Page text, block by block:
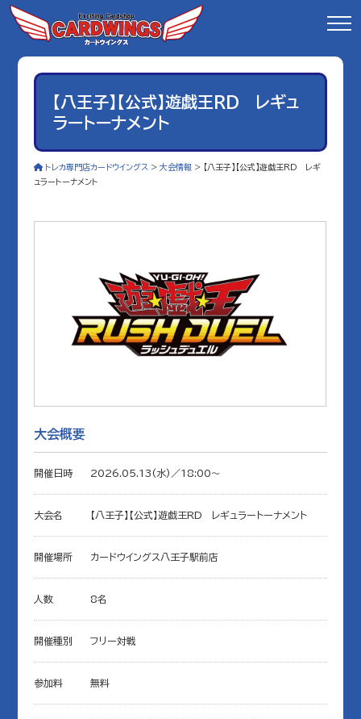
【八王子】【公式】遊戯王RD レギュ
ラートーナメント
トレカ専門店カードウイングス >大会情報 > 【八王子】【公式】遊戯王RD レギ
ュラートーナメント
大会概要
開催日時 2026.05.13(水)／18:00〜
大会名 【八王子】【公式】遊戯王RD レギュラートーナメント
開催場所 カードウイングス八王子駅前店
人数 8名
開催種別 フリー対戦
参加料 無料